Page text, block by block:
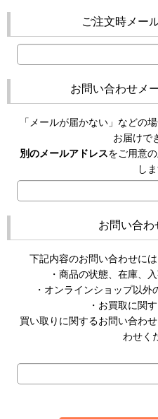
ご注文時メー
お問い合わせメ
「メールが届かない」などの
お届けで
別のメールアドレスをご用意
しま
お問い合わ
下記内容のお問い合わせに
・商品の状態、在庫、
・オンラインショップ以
・お買取に関
買い取りに関するお問い合わ
わせく